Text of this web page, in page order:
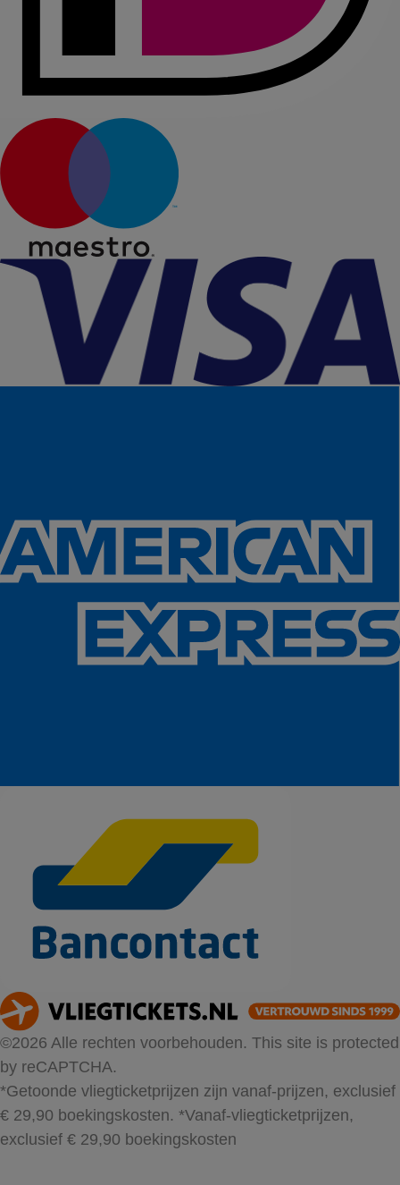
©2026 Alle rechten voorbehouden. This site is protected
by reCAPTCHA.
*Getoonde vliegticketprijzen zijn vanaf-prijzen, exclusief
€ 29,90 boekingskosten. *Vanaf-vliegticketprijzen,
exclusief € 29,90 boekingskosten